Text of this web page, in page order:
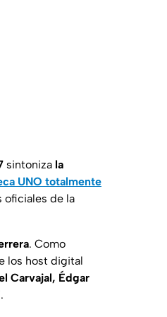
sintoniza la
UNO totalmente
oficiales de la
. Como
los host digital
Carvajal, Édgar